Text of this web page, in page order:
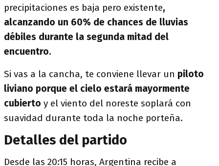
precipitaciones es baja pero existente,
alcanzando un 60% de chances de lluvias
débiles durante la segunda mitad del
encuentro.
Si vas a la cancha, te conviene llevar un piloto
liviano porque el cielo estará mayormente
cubierto y el viento del noreste soplará con
suavidad durante toda la noche porteña.
Detalles del partido
Desde las 20:15 horas, Argentina recibe a